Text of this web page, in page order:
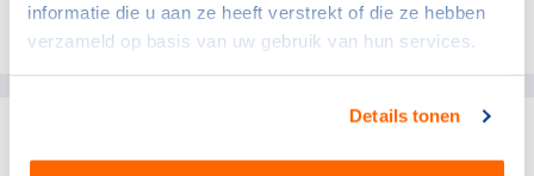
informatie die u aan ze heeft verstrekt of die ze hebben
verzameld op basis van uw gebruik van hun services.
Details tonen
Deel dit artikel op social media:
gerelateerde artikelen